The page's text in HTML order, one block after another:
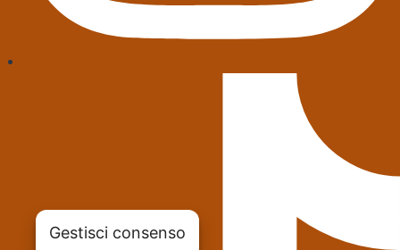
Gestisci consenso